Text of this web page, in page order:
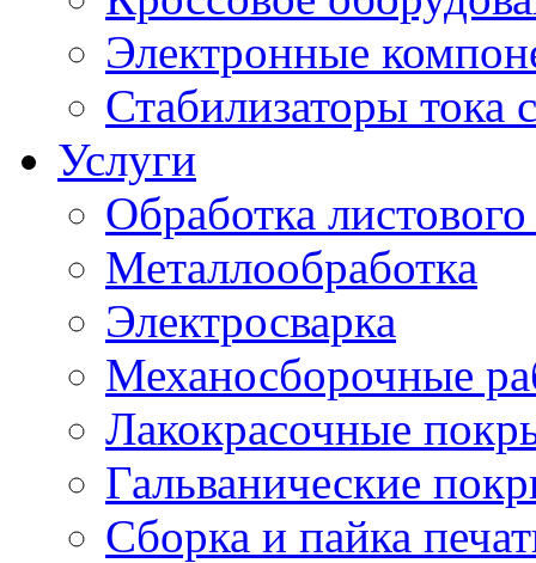
Электронные
Стабилизаторы тока
Услуги
Обработка
Металлообработка
Электросварка
Механосборочные
Лакокрасочные
Гальванические
Сборка и пайка